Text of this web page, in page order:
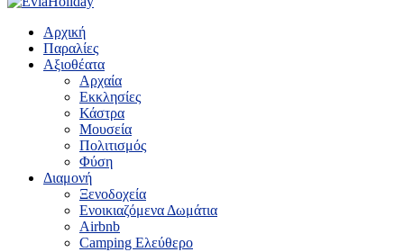
Αρχική
Παραλίες
Αξιοθέατα
Αρχαία
Εκκλησίες
Κάστρα
Μουσεία
Πολιτισμός
Φύση
Διαμονή
Ξενοδοχεία
Ενοικιαζόμενα Δωμάτια
Airbnb
Camping Ελεύθερο